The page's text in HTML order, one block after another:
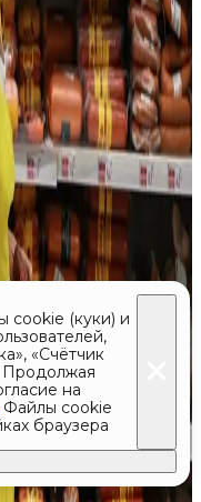
cookie (куки) и
«Счётчик
Продолжая
на
Файлы cookie
браузера